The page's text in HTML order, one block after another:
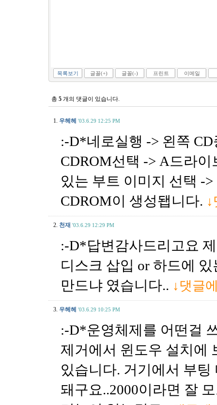
목록보기 글꼴(+) 글꼴(-) 프린트 이메일
총 5 개의 댓글이 있습니다.
1. 우헤헤 '03.6.29 12:25 PM
:-D*네로실행 -> 왼쪽
CDROM선택 -> A드라
있는 부트 이미지 선택 -
CDROM이 생성됍니다.
2. 천재 '03.6.29 12:29 PM
:-D*답변감사드리고요
디스크 삽입 or 하드에
만드냐 였습니다.. ↓댓글
3. 우헤헤 '03.6.29 10:25 PM
:-D*운영체제를 어떤걸
제거에서 윈도우 설치에
있습니다. 거기에서 부팅
돼구요..2000이라면 잘